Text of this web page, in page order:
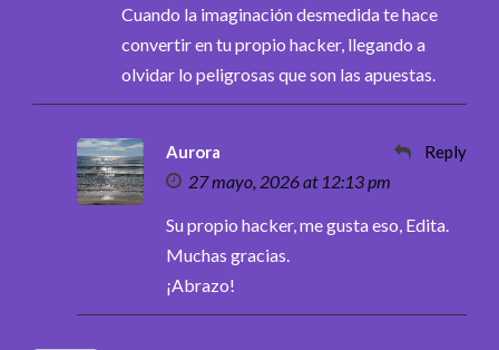
Cuando la imaginación desmedida te hace
convertir en tu propio hacker, llegando a
olvidar lo peligrosas que son las apuestas.
Aurora
27 mayo, 2026 at 12:13 pm
Reply
Su propio hacker, me gusta eso, Edita.
Muchas gracias.
¡Abrazo!